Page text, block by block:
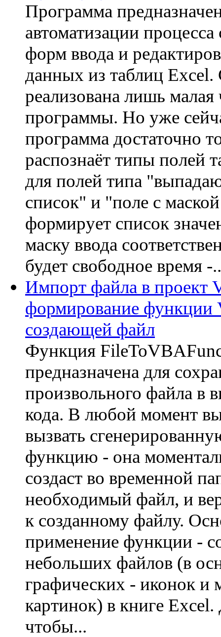
Программа
автоматизации процесса
форм ввода и
данных из таблиц Excel.
реализована лишь малая
программы. Но уже
программа достаточно
распознаёт типы полей
для полей типа
список" и "поле с
формирует список
маску ввода
будет свободное время -
Импорт файла в проект
формирование функции
создающей файл
Функция
предназначена для
произвольного файла в
кода. В любой момент
вызвать
функцию - она
создаст во временной
необходимый файл, и
к созданному файлу.
применение функции -
небольших файлов (в
графических - иконок и
картинок) в книге Excel.
чтобы...